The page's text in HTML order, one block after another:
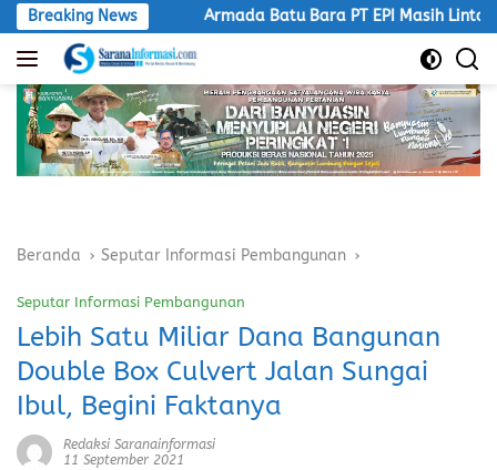
Langsung
ke
konten
Breaking News
Aturan Armada Batu Bara PT EPI Masih Lintasi Jalan
Beranda Seputar Informasi Pembangunan
Seputar Informasi Pembangunan
Lebih Satu Miliar Dana Bangunan
Double Box Culvert Jalan Sungai
Ibul, Begini Faktanya
Redaksi Saranainformasi
11 September 2021